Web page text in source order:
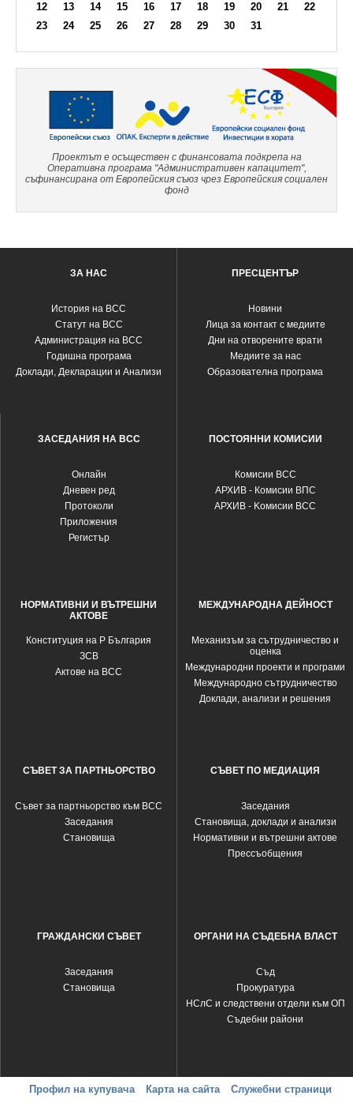
12
13 14 15 16 17 18 19 20 21
22
23
24 25 26 27 28 29 30 31
Проектът е осъществен с финансовата подкрепа на
Оперативна програма "Административен капацитет",
съфинансирана от Европейския съюз чрез Европейския социален
фонд
ЗА НАС
История на ВСС
Статут на ВСС
Администрация на ВСС
Годишна програма
Доклади, Декларации и Анализи
ПРЕСЦЕНТЪР
Новини
Лица за контакт с медиите
Дни на отворените врати
Медиите за нас
Образователна програма
ЗАСЕДАНИЯ НА ВСС
Oнлайн
Дневен ред
Протоколи
Приложения
Регистър
ПОСТОЯННИ КОМИСИИ
Комисии ВСС
АРХИВ - Комисии ВПС
АРХИВ - Kомисии ВСС
НОРМАТИВНИ И ВЪТРЕШНИ
АКТОВЕ
Конституция на Р България
ЗСВ
Актове на ВСС
МЕЖДУНАРОДНА ДЕЙНОСТ
Механизъм за сътрудничество и
оценка
Международни проекти и програми
Международно сътрудничество
Доклади, анализи и решения
СЪВЕТ ЗА ПАРТНЬОРСТВО
Съвет за партньорство към ВСС
Заседания
Становища
СЪВЕТ ПО МЕДИАЦИЯ
Заседания
Становища, доклади и анализи
Нормативни и вътрешни актове
Прессъобщения
ГРАЖДАНСКИ СЪВЕТ
Заседания
Становища
ОРГАНИ НА СЪДЕБНА ВЛАСТ
Съд
Прокуратура
НСлС и следствени отдели към ОП
Съдебни райони
Профил на купувача Карта на сайта
Служебни страници